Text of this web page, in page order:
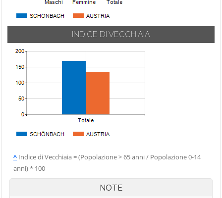
INDICE DI VECCHIAIA
^ Indice di Vecchiaia = (Popolazione > 65 anni / Popolazione 0-14
anni) * 100
NOTE